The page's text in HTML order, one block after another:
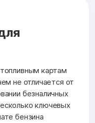
картам
не отличается от
безналичных
ключевых
бензина